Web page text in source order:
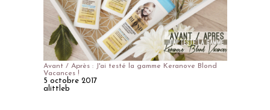
Avant / Après : J'ai testé la gamme Keranove Blond
Vacances !
5 octobre 2017
alittleb